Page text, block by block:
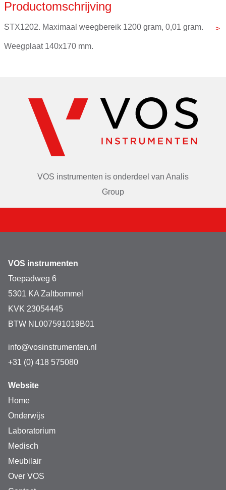
Digitaal
Maximaal gewicht
Productomschrijving
STX1202. Maximaal weegbereik 1200 gram, 0,01 gram.
Weegplaat 140x170 mm.
VOS instrumenten is onderdeel van Analis
Group
VOS instrumenten
Toepadweg 6
5301 KA Zaltbommel
KVK 23054445
BTW NL007591019B01
info@vosinstrumenten.nl
+31 (0) 418 575080
Website
Home
Onderwijs
Laboratorium
Medisch
Meubilair
Over VOS